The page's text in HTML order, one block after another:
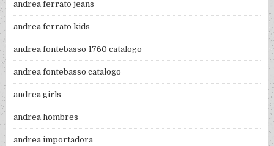
andrea ferrato jeans
andrea ferrato kids
andrea fontebasso 1760 catalogo
andrea fontebasso catalogo
andrea girls
andrea hombres
andrea importadora